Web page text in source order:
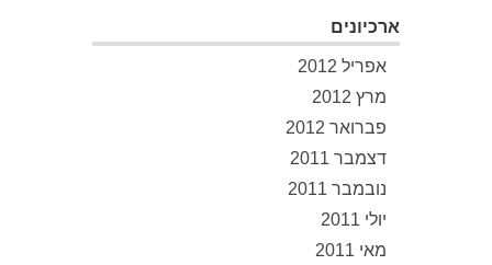
ארכיונים
אפריל 2012
מרץ 2012
פברואר 2012
דצמבר 2011
נובמבר 2011
יולי 2011
מאי 2011